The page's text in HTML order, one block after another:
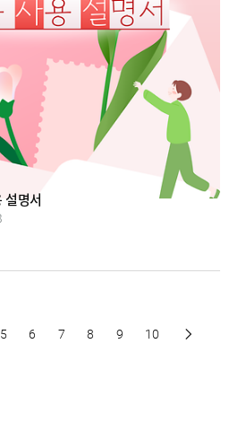
설명서
5 6 7 8 9 10